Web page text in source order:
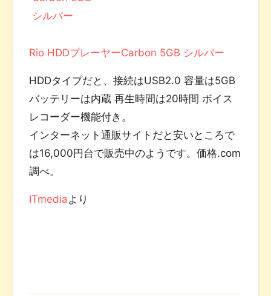
Rio HDDプレーヤーCarbon 5GB シルバー
HDDタイプだと、接続はUSB2.0 容量は5GB
バッテリーは内蔵 再生時間は20時間 ボイス
レコーダー機能付き。
インターネット通販サイトだと安いところで
は16,000円台で販売中のようです。価格.com
調べ。
ITmediaより